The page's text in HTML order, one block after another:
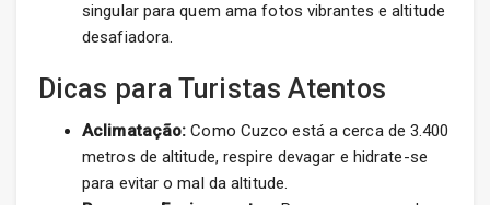
singular para quem ama fotos vibrantes e altitude
desafiadora.
Dicas para Turistas Atentos
Aclimatação: Como Cuzco está a cerca de 3.400
metros de altitude, respire devagar e hidrate-se
para evitar o mal da altitude.